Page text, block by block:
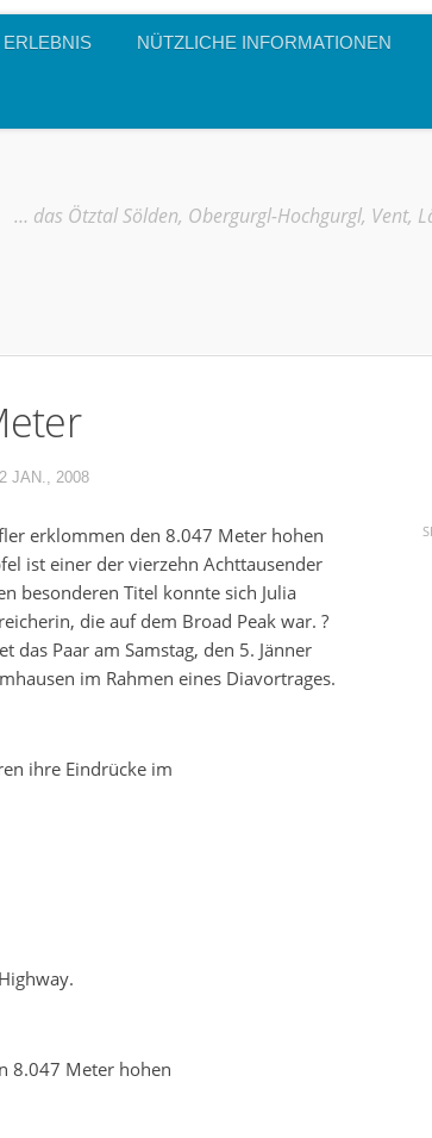
ERLEBNIS NÜTZLICHE INFORMATIONEN
… das Ötztal Sölden, Obergurgl-Hochgurgl, Vent,
JAN., 2008
erklommen den 8.047 Meter hohen
ist einer der vierzehn Achttausender
besonderen Titel konnte sich Julia
die auf dem Broad Peak war. ?
das Paar am Samstag, den 5. Jänner
im Rahmen eines Diavortrages.
ihre Eindrücke im
8.047 Meter hohen